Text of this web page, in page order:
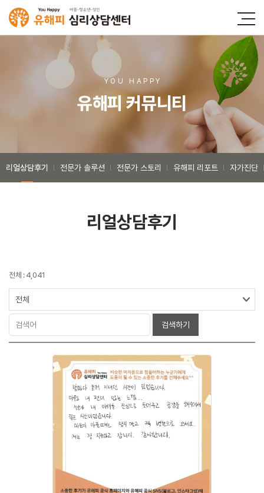
YOU HAPPY
유해피 커뮤니티
리얼상담후기 전문가 솔루션 전문가 스토리 유해피 리포트 자가진단
리얼상담후기
전체 : 4,041
검색하기